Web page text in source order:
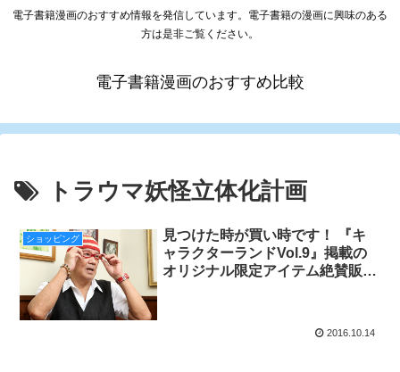
電子書籍漫画のおすすめ情報を発信しています。電子書籍の漫画に興味のある
方は是非ご覧ください。
電子書籍漫画のおすすめ比較
トラウマ妖怪立体化計画
ショッピング
見つけた時が買い時です！ 『キ
ャラクターランドVol.9』掲載の
オリジナル限定アイテム絶賛販売
2016.10.14